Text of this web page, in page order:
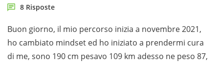
8 Risposte
Buon giorno, il mio percorso inizia a novembre 2021,
ho cambiato mindset ed ho iniziato a prendermi cura
di me, sono 190 cm pesavo 109 km adesso ne peso 87,